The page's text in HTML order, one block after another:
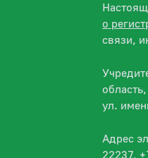
о
связи,
ул.
Адрес
22237,